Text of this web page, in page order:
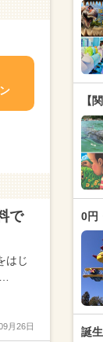
で
はじ
月26日
【
0円
誕